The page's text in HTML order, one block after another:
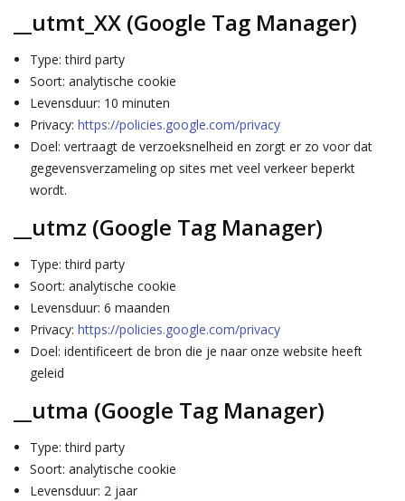
__utmt_XX (Google Tag Manager)
Type: third party
Soort: analytische cookie
Levensduur: 10 minuten
Privacy: https://policies.google.com/privacy
Doel: vertraagt de verzoeksnelheid en zorgt er zo voor dat
gegevensverzameling op sites met veel verkeer beperkt
wordt.
__utmz (Google Tag Manager)
Type: third party
Soort: analytische cookie
Levensduur: 6 maanden
Privacy: https://policies.google.com/privacy
Doel: identificeert de bron die je naar onze website heeft
geleid
__utma (Google Tag Manager)
Type: third party
Soort: analytische cookie
Levensduur: 2 jaar